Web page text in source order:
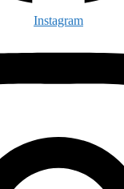
Instagram